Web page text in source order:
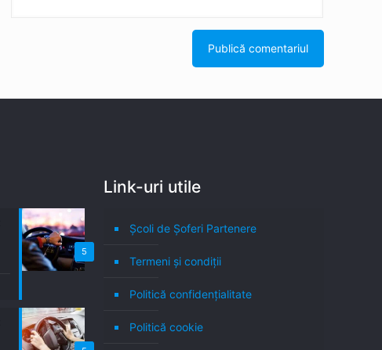
5
Link-uri utile
Școli de Șoferi Partenere
Termeni şi condiţii
Politică confidenţialitate
Politică cookie